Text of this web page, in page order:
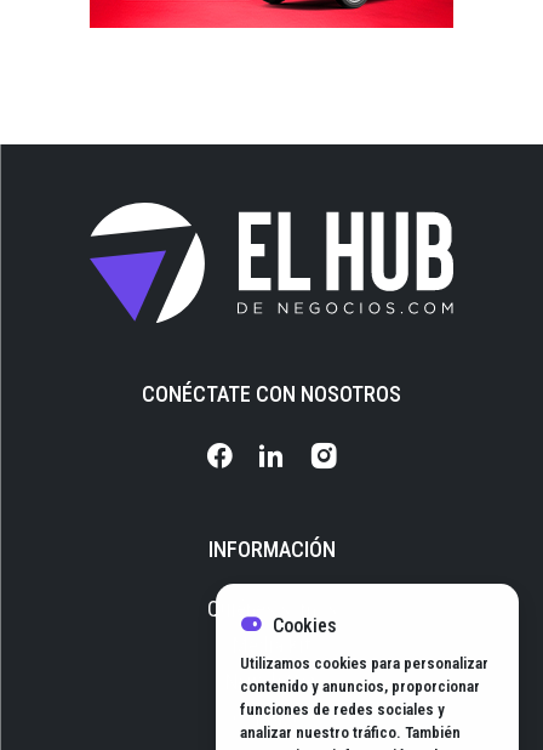
INFORMACIÓN
Quiénes somos
Newsletter
Contacto
CONÉCTATE CON NOSOTROS
Cookies
Utilizamos cookies para personalizar
contenido y anuncios, proporcionar
funciones de redes sociales y
analizar nuestro tráfico. También